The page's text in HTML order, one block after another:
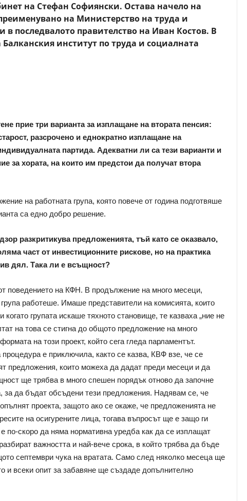
на Стефан Софиянски. Остава начело на
на Министерство на труда и
в последвалото правителство на Иван Костов. В
институт по труда и социалната
прие три варианта за изплащане на втората пенсия:
разсрочено и еднократно изплащане на
партида. Адекватни ли са тези варианти и
за хората, на които им предстои да получат втора
на работната група, която повече от година подготвяше
са едно добро решение.
разкритикува предложенията, тъй като се оказвало,
част от инвестиционните рискове, но на практика
дял. Така ли е всъщност?
поведението на КФН. В продължение на много месеци,
група работеше. Имаше представители на комисията, които
групата искаше тяхното становище, те казваха „ние не
на това се стигна до общото предложение на много
на този проект, който сега гледа парламентът.
е приключила, както се казва, КВФ взе, че се
предложения, които можеха да дадат преди месеци и да
ще трябва в много спешен порядък отново да започне
за да бъдат обсъдени тези предложения. Надявам се, че
проекта, защото ако се окаже, че предложенията не
на осигурените лица, тогава въпросът ще е защо ги
по-скоро да няма нормативна уредба как да се изплащат
важността и най-вече срока, в който трябва да бъде
септември чука на вратата. Само след няколко месеца ще
и всеки опит за забавяне ще създаде допълнително